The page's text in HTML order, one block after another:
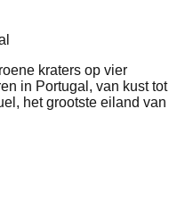
kraters op vier
in Portugal, van kust tot
het grootste eiland van